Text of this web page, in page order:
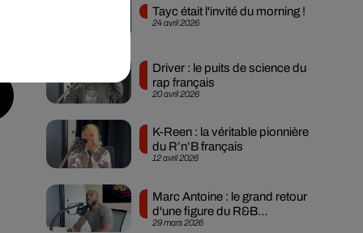
24 avril 2026
Tayc était l'invité du morning !
20 avril 2026
Driver : le puits de science du
rap français
12 avril 2026
K-Reen : la véritable pionnière
du R’n’B français
29 mars 2026
Marc Antoine : le grand retour
d'une figure du R&B
francophone